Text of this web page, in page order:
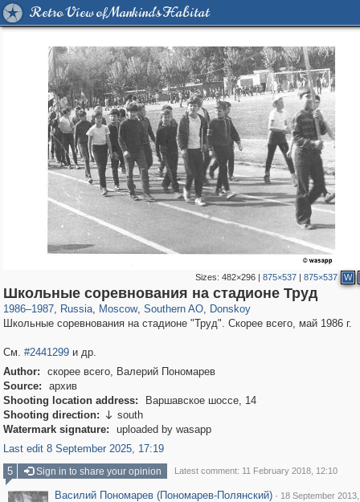
Retro View of Mankind's Habitat
Sizes: 482×296| 875×537| 875×537 W
Школьные соревнования на стадионе Труд
1986–1987, Russia
1,406,840 29,243
, Moscow
319,864 8,286
, Southern AO
21,648 390
, Donskoy
2,831 59
Школьные соревнования на стадионе "Труд". Скорее всего, май 1986 г.
См. #2441299и др.
Author:
скорее всего, Валерий Пономарев
Source:
архив
Shooting location address:
Варшавское шоссе, 14
Shooting direction:  south
Watermark signature:
uploaded by wasapp
Last edit 8 September 2025, 17:19
5
Sign in to share your opinion Latest comment: 11 February 2018, 12:10
Василий Пономарев (Пономарев-Полянский) · 18 September